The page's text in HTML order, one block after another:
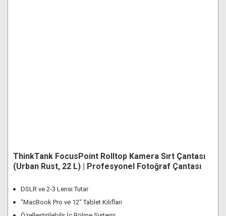
ThinkTank FocusPoint Rolltop Kamera Sırt Çantası
(Urban Rust, 22 L) | Profesyonel Fotoğraf Çantası
DSLR ve 2-3 Lensi Tutar
"MacBook Pro ve 12" Tablet Kılıfları